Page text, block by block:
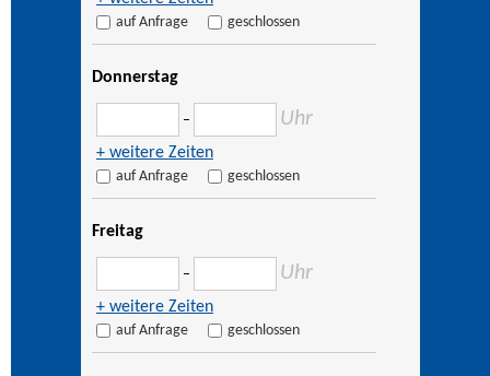
auf Anfrage geschlossen
Donnerstag
– Uhr
+ weitere Zeiten
auf Anfrage geschlossen
Freitag
– Uhr
+ weitere Zeiten
auf Anfrage geschlossen